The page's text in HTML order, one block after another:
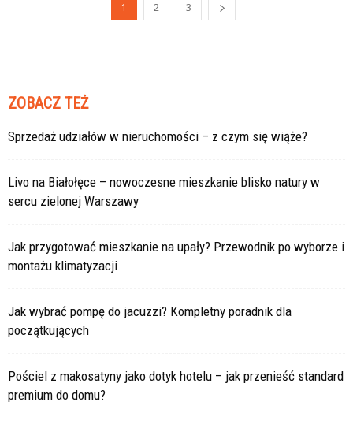
1 2 3
ZOBACZ TEŻ
Sprzedaż udziałów w nieruchomości – z czym się wiąże?
Livo na Białołęce – nowoczesne mieszkanie blisko natury w
sercu zielonej Warszawy
Jak przygotować mieszkanie na upały? Przewodnik po wyborze i
montażu klimatyzacji
Jak wybrać pompę do jacuzzi? Kompletny poradnik dla
początkujących
Pościel z makosatyny jako dotyk hotelu – jak przenieść standard
premium do domu?